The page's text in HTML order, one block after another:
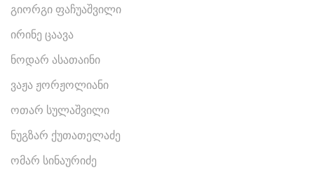
გიორგი ფაჩუაშვილი
ირინე ცაავა
ნოდარ ასათაინი
ვაჟა ჟორჟოლიანი
ოთარ სულაშვილი
ნუგზარ ქუთათელაძე
ომარ სინაურიძე